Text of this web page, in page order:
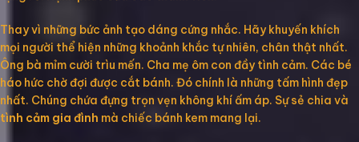
Thay vì những bức ảnh tạo dáng cứng nhắc. Hãy khuyến khích
mọi người thể hiện những khoảnh khắc tự nhiên, chân thật nhất.
Ông bà mỉm cười trìu mến. Cha mẹ ôm con đầy tình cảm. Các bé
háo hức chờ đợi được cắt bánh. Đó chính là những tấm hình đẹp
nhất. Chúng chứa đựng trọn vẹn không khí ấm áp. Sự sẻ chia và
tình cảm gia đình mà chiếc bánh kem mang lại.